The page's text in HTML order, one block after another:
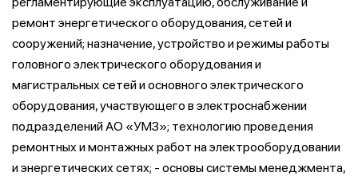
ремонт энергетического оборудования, сетей и
сооружений; назначение, устройство и режимы работы
головного электрического оборудования и
магистральных сетей и основного электрического
оборудования, участвующего в электроснабжении
подразделений АО «УМЗ»; технологию проведения
ремонтных и монтажных работ на электрооборудовании
и энергетических сетях; - основы системы менеджмента,